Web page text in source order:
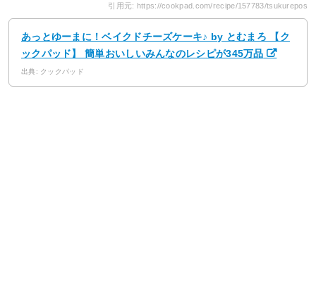
引用元: https://cookpad.com/recipe/157783/tsukurepos
あっとゆーまに！ベイクドチーズケーキ♪ by とむまろ 【ク
ックパッド】 簡単おいしいみんなのレシピが345万品
出典: クックパッド